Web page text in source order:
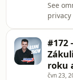
See
#172
roku
čvn 23,